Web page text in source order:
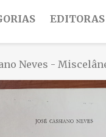
EDITORAS
Neves -